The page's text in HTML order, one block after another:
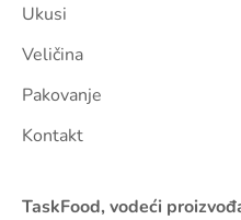
Ukusi
Veličina
Pakovanje
Kontakt
TaskFood, vodeći